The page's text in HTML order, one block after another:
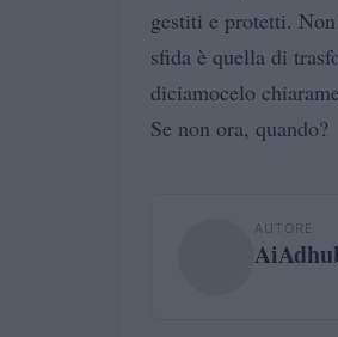
gestiti e protetti.
sfida è quella di
diciamocelo
Se non ora, quando?
AUTORE